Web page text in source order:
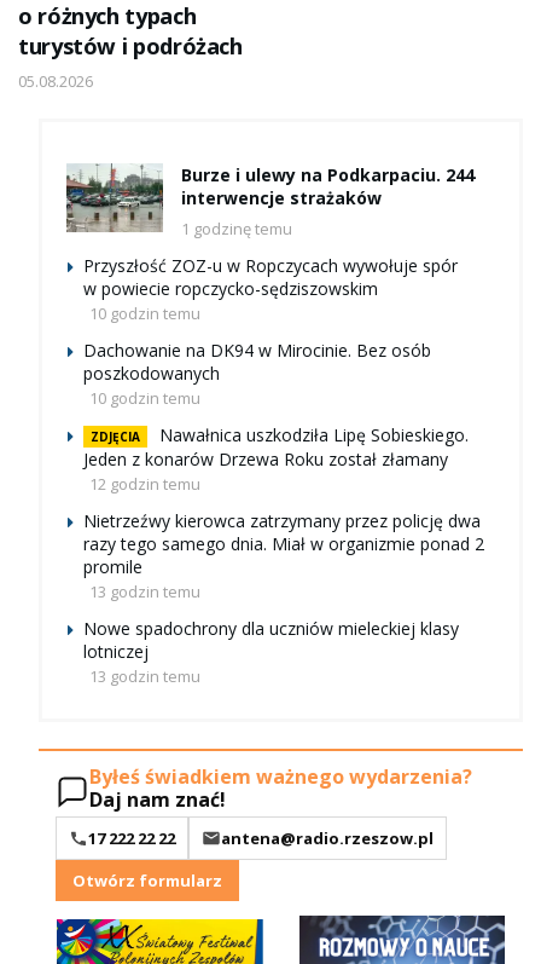
o różnych typach
turystów i podróżach
05.08.2026
Burze i ulewy na Podkarpaciu. 244
interwencje strażaków
1 godzinę temu
Przyszłość ZOZ-u w Ropczycach wywołuje spór
w powiecie ropczycko-sędziszowskim
10 godzin temu
Dachowanie na DK94 w Mirocinie. Bez osób
poszkodowanych
10 godzin temu
ZDJĘCIA
Nawałnica uszkodziła Lipę Sobieskiego.
Jeden z konarów Drzewa Roku został złamany
12 godzin temu
Nietrzeźwy kierowca zatrzymany przez policję dwa
razy tego samego dnia. Miał w organizmie ponad 2
promile
13 godzin temu
Nowe spadochrony dla uczniów mieleckiej klasy
lotniczej
13 godzin temu
Byłeś świadkiem ważnego wydarzenia?
Daj nam znać!
17 222 22 22
antena@radio.rzeszow.pl
Otwórz formularz